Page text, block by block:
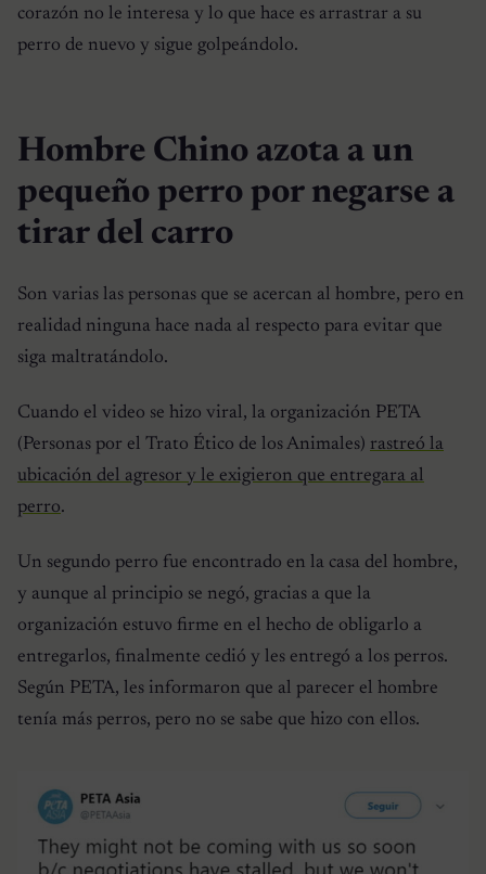
corazón no le interesa y lo que hace es arrastrar a su
perro de nuevo y sigue golpeándolo.
Hombre Chino azota a un
pequeño perro por negarse a
tirar del carro
Son varias las personas que se acercan al hombre, pero en
realidad ninguna hace nada al respecto para evitar que
siga maltratándolo.
Cuando el video se hizo viral, la organización PETA
(Personas por el Trato Ético de los Animales) rastreó la
ubicación del agresor y le exigieron que entregara al
perro.
Un segundo perro fue encontrado en la casa del hombre,
y aunque al principio se negó, gracias a que la
organización estuvo firme en el hecho de obligarlo a
entregarlos, finalmente cedió y les entregó a los perros.
Según PETA, les informaron que al parecer el hombre
tenía más perros, pero no se sabe que hizo con ellos.